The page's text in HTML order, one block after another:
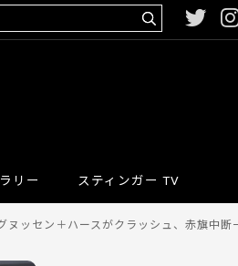
リー スティンガー TV
ヌッセン＋ハースがクラッシュ、赤旗中